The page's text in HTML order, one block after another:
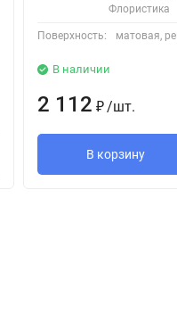
Флористика
Поверхность: матовая,
В наличии
2 112 ₽ /шт.
В корзину